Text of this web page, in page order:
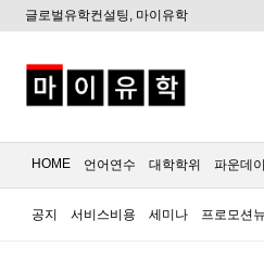
글로벌유학컨설팅, 마이유학
HOME 언어연수 대학학위 파운데
공지 서비스비용 세미나 프로모션